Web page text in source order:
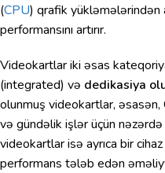
(CPU) qrafik yükləmələrindən
performansını artırır.
Videokartlar iki əsas
(integrated) və dedikasiya
olunmuş videokartlar,
və gündəlik işlər üçün
videokartlar isə ayrıca bir
performans tələb edən